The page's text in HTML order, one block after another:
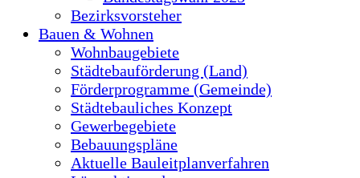
Bezirksvorsteher
Bauen & Wohnen
Wohnbaugebiete
Städtebauförderung (Land)
Förderprogramme (Gemeinde)
Städtebauliches Konzept
Gewerbegebiete
Bebauungspläne
Aktuelle Bauleitplanverfahren